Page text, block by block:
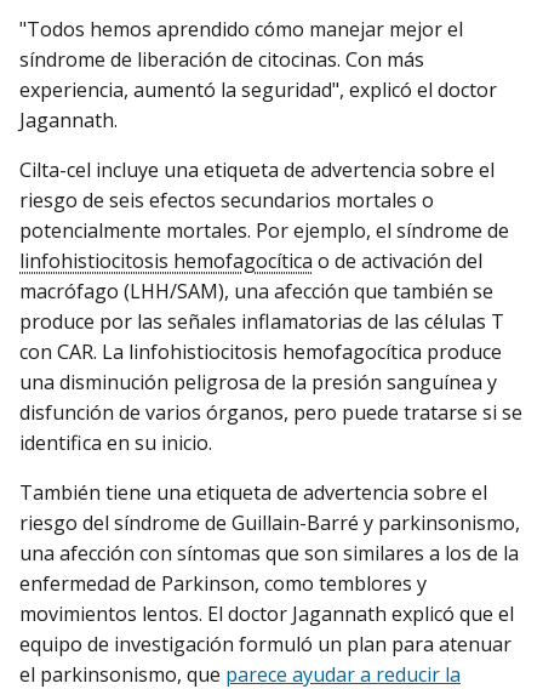
"Todos hemos aprendido cómo manejar mejor el
síndrome de liberación de citocinas. Con más
experiencia, aumentó la seguridad", explicó el doctor
Jagannath.
Cilta-cel incluye una etiqueta de advertencia sobre el
riesgo de seis efectos secundarios mortales o
potencialmente mortales. Por ejemplo, el síndrome de
linfohistiocitosis hemofagocítica o de activación del
macrófago (LHH/SAM), una afección que también se
produce por las señales inflamatorias de las células T
con CAR. La linfohistiocitosis hemofagocítica produce
una disminución peligrosa de la presión sanguínea y
disfunción de varios órganos, pero puede tratarse si se
identifica en su inicio.
También tiene una etiqueta de advertencia sobre el
riesgo del síndrome de Guillain-Barré y parkinsonismo,
una afección con síntomas que son similares a los de la
enfermedad de Parkinson, como temblores y
movimientos lentos. El doctor Jagannath explicó que el
equipo de investigación formuló un plan para atenuar
el parkinsonismo, que parece ayudar a reducir la